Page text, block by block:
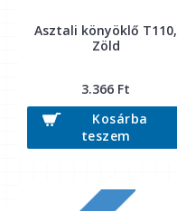
Asztali könyöklő T110,
Zöld
3.366 Ft
Kosárba
teszem